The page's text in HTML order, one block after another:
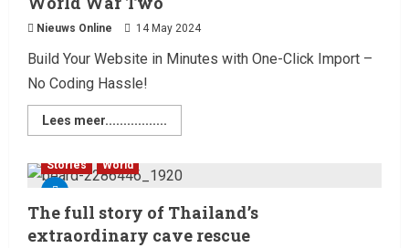
Nieuws Online 14 May 2024
Build Your Website in Minutes with One-Click Import –
No Coding Hassle!
Lees meer.................
Stories World
The full story of Thailand’s
extraordinary cave rescue
4
Laatste nieuws net binnen
Live Music: Concerts, Festivals,
and DJ Performances This
Week
5
Laatste nieuws net binnen
entertainmentnieuws!